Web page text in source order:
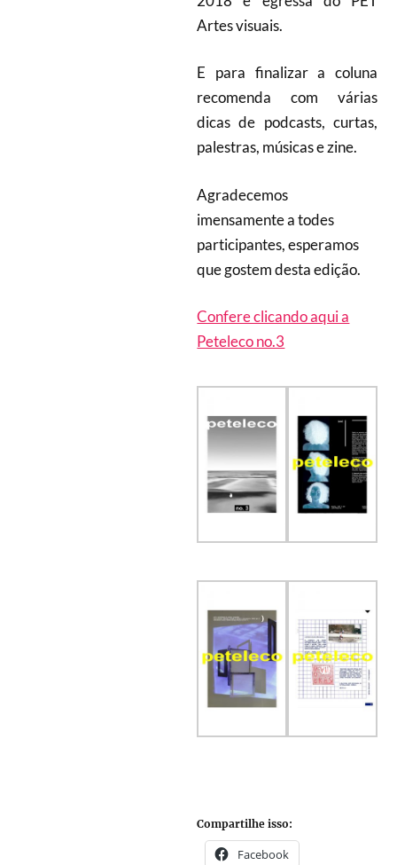
Artes visuais.
E para finalizar a coluna
recomenda com várias
dicas de podcasts, curtas,
palestras, músicas e zine.
Agradecemos
imensamente a todes
participantes, esperamos
que gostem desta edição.
Confere clicando aqui a
Peteleco no.3
Compartilhe isso:
Facebook